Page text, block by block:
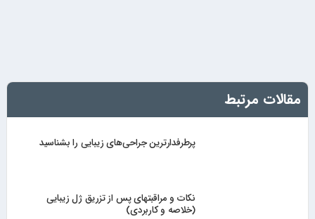
مقالات مرتبط
پرطرفدارترین جراحی‌های زیبایی را بشناسید
نکات و مراقبتهای پس از تزریق ژل زیبایی
(خلاصه و کاربردی)